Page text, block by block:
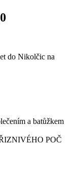
do Nikolčic na
a batůžkem
POČ